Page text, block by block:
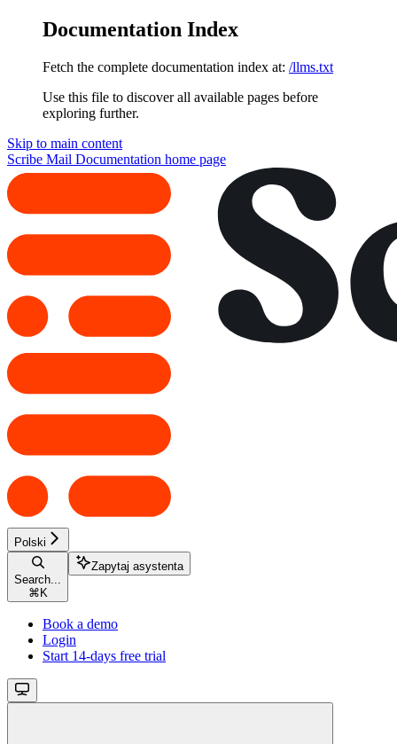
Documentation Index
Fetch the complete documentation index at: /llms.txt
Use this file to discover all available pages before
exploring further.
Skip to main content
Scribe Mail Documentation home page
Polski
Search...
⌘ K
Zapytaj asystenta
Book a demo
Login
Start 14-days free trial